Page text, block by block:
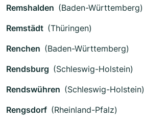
Remshalden (Baden-Württemberg)
Remstädt (Thüringen)
Renchen (Baden-Württemberg)
Rendsburg (Schleswig-Holstein)
Rendswühren (Schleswig-Holstein)
Rengsdorf (Rheinland-Pfalz)